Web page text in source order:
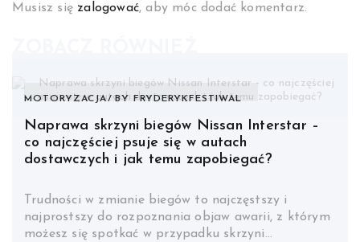
Musisz się zalogować, aby móc dodać komentarz.
MOTORYZACJA BY FRYDERYKFESTIWAL
Naprawa skrzyni biegów Nissan Interstar –
co najczęściej psuje się w autach
dostawczych i jak temu zapobiegać?
Trudności w zmianie biegów to najczęstszy i
najprostszy do rozpoznania objaw awarii, z którym
możesz się spotkać w przypadku skrzyni…